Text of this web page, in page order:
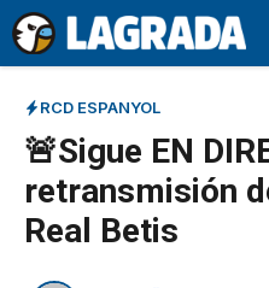
Saltar
al
contenido
RCD ESPANYOL
🚨Sigue EN
retransmisión
Real Betis